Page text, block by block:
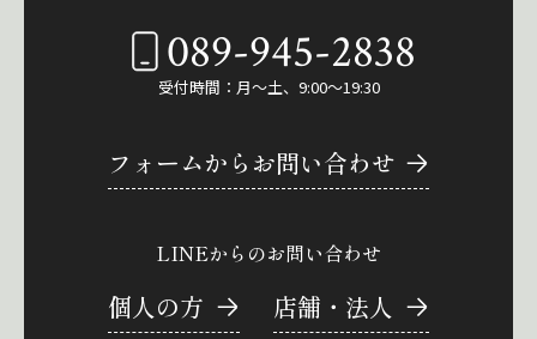
089-945-2838
受付時間：月～土、9:00～19:30
フォームからお問い合わせ
LINEからのお問い合わせ
個人の方 店舗・法人